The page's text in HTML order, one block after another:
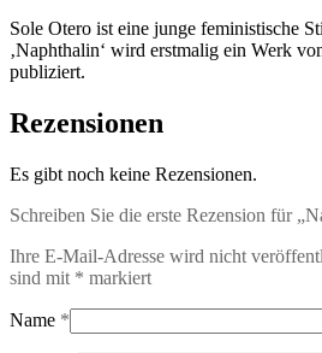
Sole Otero ist eine junge feministische
‚Naphthalin‘ wird erstmalig ein Werk
publiziert.
Rezensionen
Es gibt noch keine Rezensionen.
Schreiben Sie die erste Rezension für
Ihre E-Mail-Adresse wird nicht
sind mit * markiert
Name *